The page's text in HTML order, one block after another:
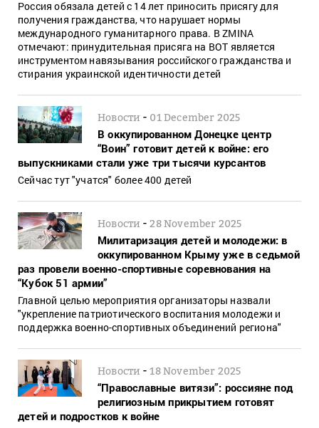
Россия обязала детей с 14 лет приносить присягу для
получения гражданства, что нарушает нормы
международного гуманитарного права. В ZMINA
отмечают: принудительная присяга на ВОТ является
инструментом навязывания российского гражданства и
стирания украинской идентичности детей
Новости - 01 December 2025
В оккупированном Донецке центр
“Воин” готовит детей к войне: его
выпускниками стали уже три тысячи курсантов
Сейчас тут "учатся" более 400 детей
Новости -28 November 2025
Милитаризация детей и молодежи: в
оккупированном Крыму уже в седьмой
раз провели военно-спортивные соревнования на
“Кубок 51 армии”
Главной целью мероприятия организаторы назвали
"укрепление патриотического воспитания молодежи и
поддержка военно-спортивных объединений региона"
Новости -18 November 2025
“Православные витязи”: россияне под
религиозным прикрытием готовят
детей и подростков к войне